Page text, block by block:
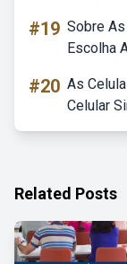
#19 Sobre
Escolha
#20 As
Celular
Related Posts